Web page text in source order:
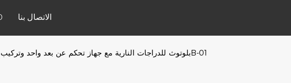
الاتصال بنا
مشغل MP3 بلوتوث للدراجات النارية مع جهاز تحكم عن بعد واحد وتركيب مرآة خلفية 139B-01